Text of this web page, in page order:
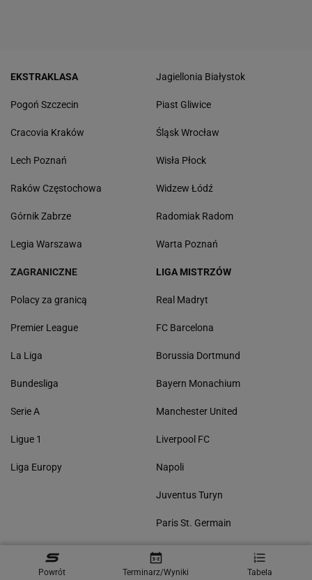
Powrót Terminarz/Wyniki Tabela
EKSTRAKLASA
Pogoń Szczecin
Cracovia Kraków
Lech Poznań
Raków Częstochowa
Górnik Zabrze
Legia Warszawa
Jagiellonia Białystok
Piast Gliwice
Śląsk Wrocław
Wisła Płock
Widzew Łódź
Radomiak Radom
Warta Poznań
ZAGRANICZNE
Polacy za granicą
Premier League
La Liga
Bundesliga
Serie A
Ligue 1
Liga Europy
LIGA MISTRZÓW
Real Madryt
FC Barcelona
Borussia Dortmund
Bayern Monachium
Manchester United
Liverpool FC
Napoli
Juventus Turyn
Paris St. Germain
POZOSTAŁE